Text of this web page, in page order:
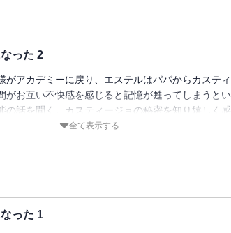
った 2
がアカデミーに戻り、エステルはパパからカスティ
がお互い不快感を感じると記憶が甦ってしまうとい
の話を聞く。カスティージョの秘密を知り嬉しく感
全て表示する
った 1